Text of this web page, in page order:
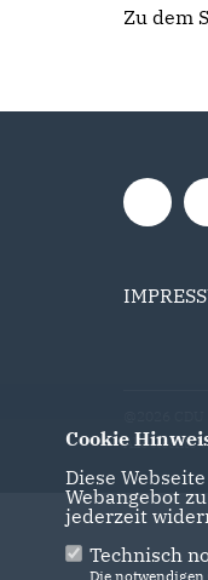
Zu dem
Alle Rechte
Cookie
Diese
Webangebot
jederzeit
Technisch
Die